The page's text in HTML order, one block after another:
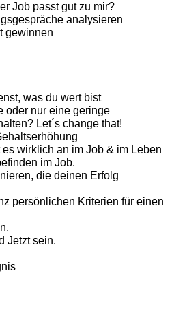
Job passt gut zu mir?
analysieren
gewinnen
was du wert bist
oder nur eine geringe
Let´s change that!
wirklich an im Job & im Leben
im Job.
die deinen Erfolg
persönlichen Kriterien für einen
Jetzt sein.